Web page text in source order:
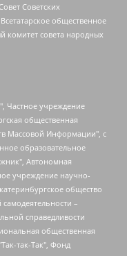
Советских
общественное
комитет совета народных
"ЛИЗА НОРМ", Каспаров Гарри Кимович, Ходорковский Михаил Борисович, Общество с ограниченной ответственностью "Апрельские тезисы", Данилович Ирина Брониславовна, Кашин Олег Владимирович, Петров Николай Владимирович, Пивоваров Алексей Владимирович, Соколов Михаил Владимирович, Цветкова Юлия Владимировна, Чичваркин Евгений Александрович, Комитет против пыток/Команда против пыток, Общество с ограниченной ответственностью "Первый научный", Общество с ограниченной ответственностью "Вертолет и ко", Белоцерковская Вероника Борисовна, Кац Максим Евгеньевич, Лазарева Татьяна Юрьевна, Шаведдинов Руслан Табризович, Яшин Илья Валерьевич, Общество с ограниченной ответственностью "Иноагент ААВ", Алешковский Дмитрий Петрович, Альбац Евгения Марковна, Быков Дмитрий Львович, Галямина Юлия Евгеньевна, Лойко Сергей Леонидович, Мартынов Кирилл Константинович, Медведев Сергей Александрович, Крашенинников Федор Геннадиевич, Гордеева Катерина Вл